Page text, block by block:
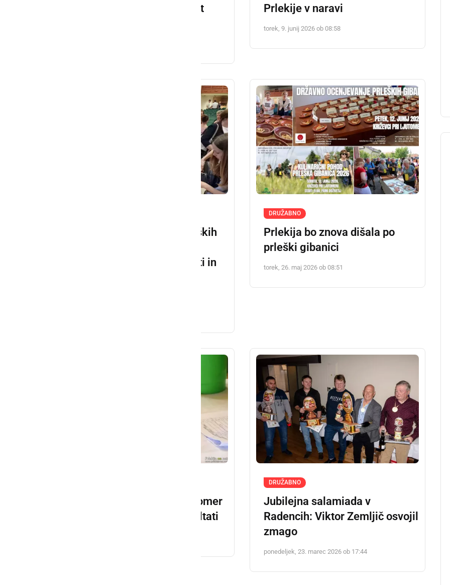
ocenjevanju potrjuje živost
Prlekije v naravi
torek, 9. junij 2026 ob 08:58
Državno ocenjevanje prleških
gostoljubnosti, domačnosti in
DRUŽABNO
Prlekija bo znova dišala po
prleški gibanici
torek, 26. maj 2026 ob 08:51
32. ocenjevanje vin v Ljutomer
postreglo z odličnimi rezultati
DRUŽABNO
Jubilejna salamiada v
Radencih: Viktor Zemljič osvojil
zmago
ponedeljek, 23. marec 2026 ob 17:44